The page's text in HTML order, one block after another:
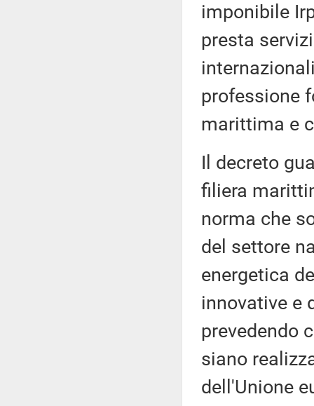
imponibile
presta
professione
marittima e
Il decreto
filiera
norma che
del settore
energetica
innovative e
prevedendo
siano
dell'Unione